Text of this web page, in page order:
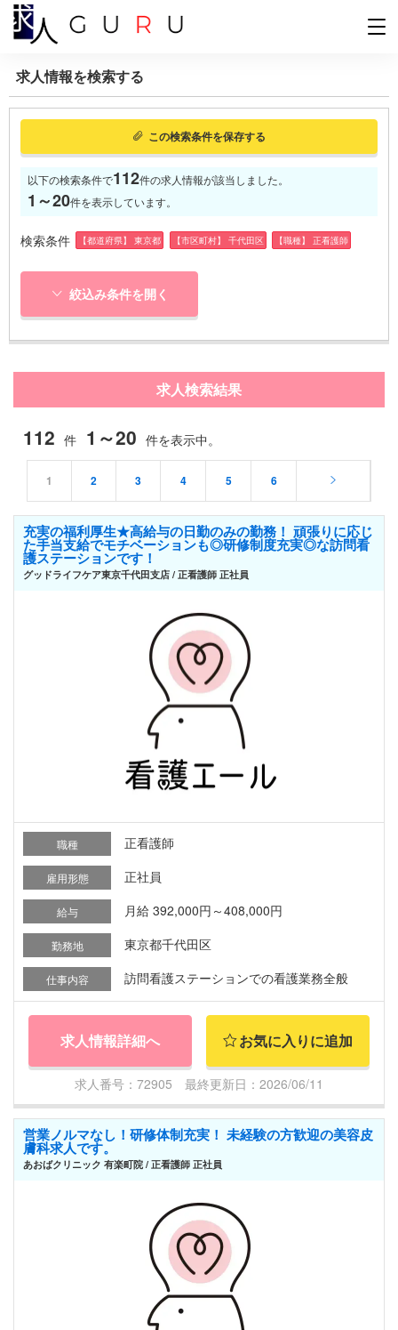
求人情報を検索する
この検索条件を保存する
以下の検索条件で112件の求人情報が該当しました。
1～20件を表示しています。
検索条件 【都道府県】 東京都 【市区町村】 千代田区 【職種】 正看護師
絞込み条件を開く
求人検索結果
112 件 1～20 件を表示中。
1 2 3 4 5 6
充実の福利厚生★高給与の日勤のみの勤務！ 頑張りに応じ
た手当支給でモチベーションも◎研修制度充実◎な訪問看
護ステーションです！
グッドライフケア東京千代田支店 / 正看護師 正社員
職種 正看護師
雇用形態 正社員
給与 月給 392,000円～408,000円
勤務地 東京都千代田区
仕事内容 訪問看護ステーションでの看護業務全般
求人情報詳細へ お気に入りに追加
求人番号：72905 最終更新日：2026/06/11
営業ノルマなし！研修体制充実！ 未経験の方歓迎の美容皮
膚科求人です。
あおばクリニック 有楽町院 / 正看護師 正社員